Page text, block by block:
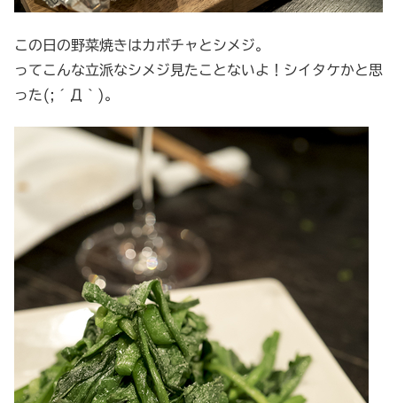
この日の野菜焼きはカボチャとシメジ。
ってこんな立派なシメジ見たことないよ！シイタケかと思
った(;´Д｀)。